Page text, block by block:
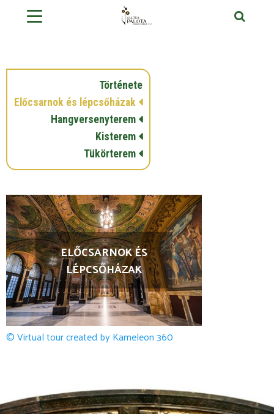
Története
Előcsarnok és lépcsőházak
Hangversenyterem
Kisterem
Tükörterem
ELŐCSARNOK ÉS
LÉPCSŐHÁZAK
© Virtual tour created by Kameleon 360